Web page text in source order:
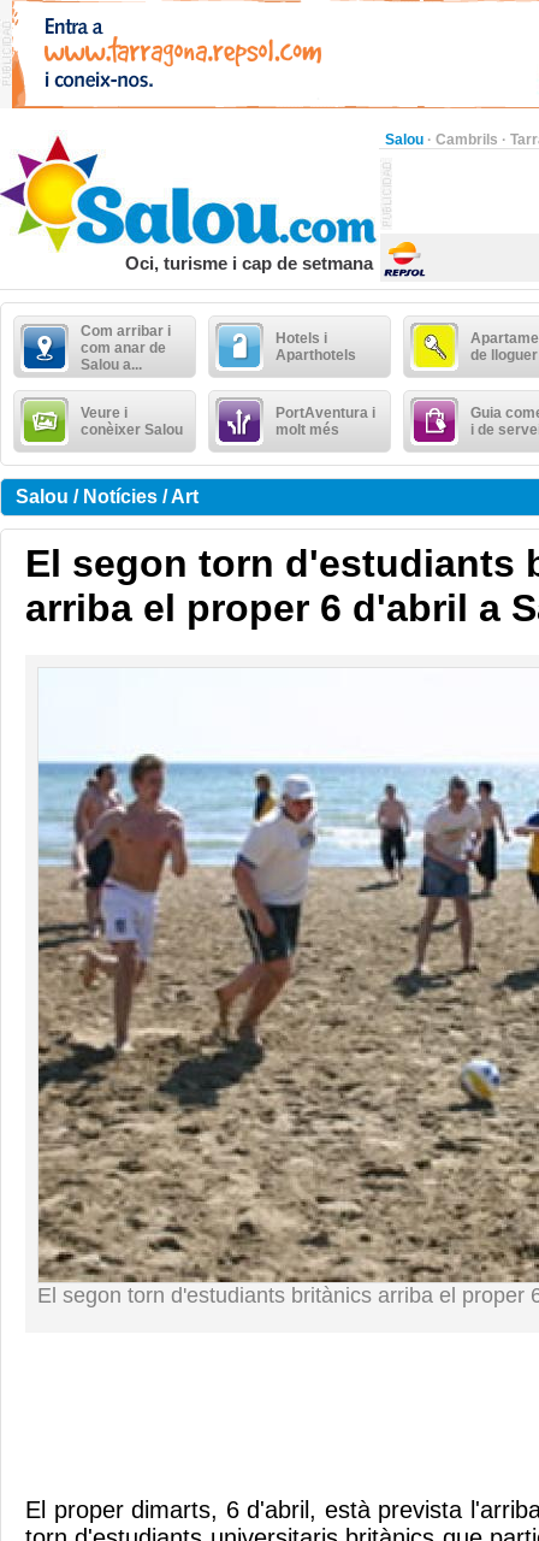
Salou · Cambrils ·
Oci, turisme i cap de setmana
Com arribar i
com anar de
Salou a...
Hotels i
Aparthotels
de lloguer
Veure i
conèixer Salou
PortAventura i
molt més
Guia
i de
Salou / Notícies / Art
El segon torn d'estudiants
arriba el proper 6 d'abril a
El segon torn d'estudiants britànics arriba el proper
El proper dimarts, 6 d'abril, està prevista